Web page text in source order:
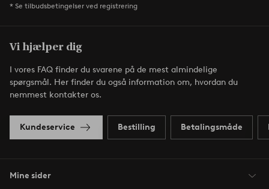
* Se tilbudsbetingelser ved registrering
Vi hjælper dig
I vores FAQ finder du svarene på de mest almindelige
spørgsmål. Her finder du også information om, hvordan du
nemmest kontakter os.
Kundeservice Bestilling Betalingsmåde
Mine sider